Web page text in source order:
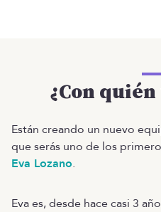
¿Con
Están creando un nuevo
que serás uno de los
Eva Lozano.
Eva es, desde hace casi 3